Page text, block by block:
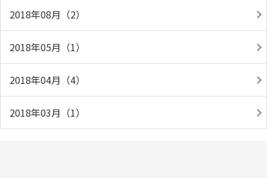
2018年08月（2）
2018年05月（1）
2018年04月（4）
2018年03月（1）